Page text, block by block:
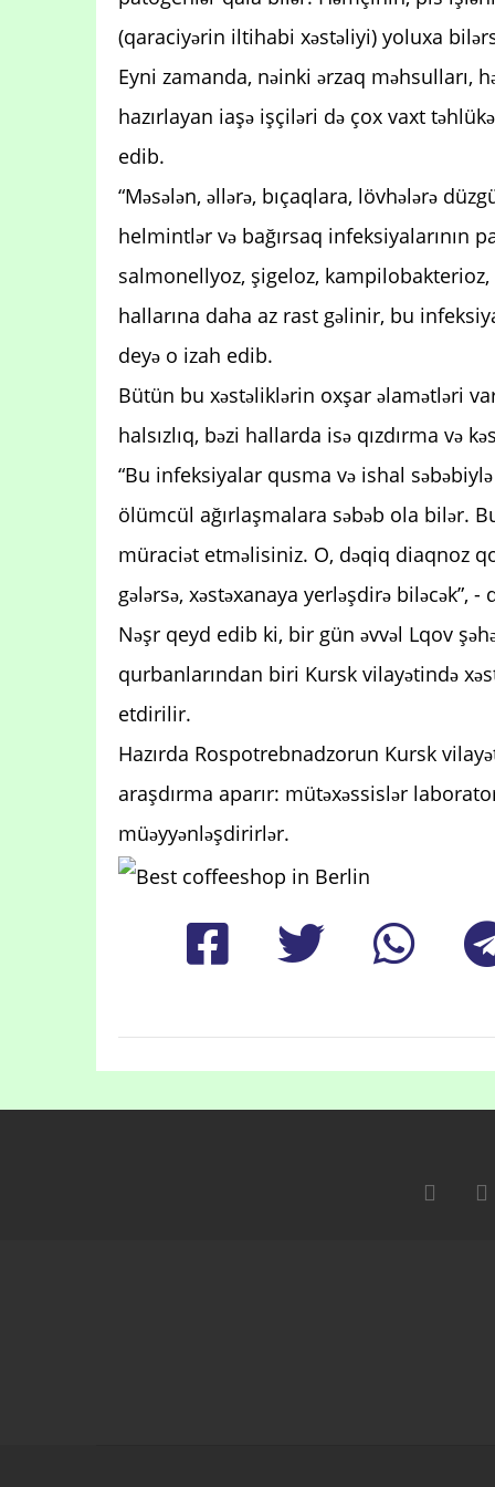
(qaraciyərin iltihabi xəstəliyi) yoluxa
Eyni zamanda, nəinki ərzaq məhsulları,
hazırlayan iaşə işçiləri də çox vaxt
edib.
“Məsələn, əllərə, bıçaqlara, lövhələrə
helmintlər və bağırsaq infeksiyalarının
salmonellyoz, şigeloz,
hallarına daha az rast gəlinir, bu
deyə o izah edib.
Bütün bu xəstəliklərin oxşar əlamətləri
halsızlıq, bəzi hallarda isə qızdırma və
“Bu infeksiyalar qusma və ishal
ölümcül ağırlaşmalara səbəb ola bilər.
müraciət etməlisiniz. O, dəqiq diaqnoz
gələrsə, xəstəxanaya yerləşdirə biləcək”, -
Nəşr qeyd edib ki, bir gün əvvəl Lqov
qurbanlarından biri Kursk vilayətində
etdirilir.
Hazırda Rospotrebnadzorun Kursk
araşdırma aparır: mütəxəssislər
müəyyənləşdirirlər.